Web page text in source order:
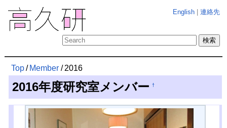
English |連絡先
Top/ Member / 2016
2016年度研究室メンバー †